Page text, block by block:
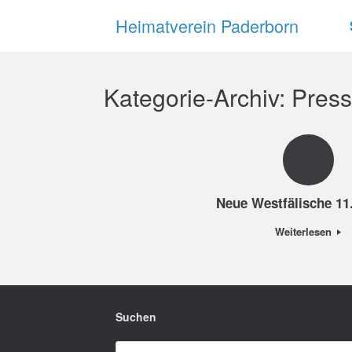
Heimatverein Paderborn
Kategorie-Archiv:
Neue Westfälische
Weiterlesen
Suchen
Suchen